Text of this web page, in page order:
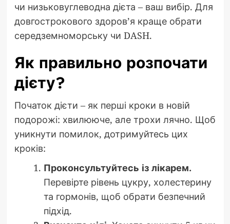
чи низьковуглеводна дієта – ваш вибір. Для
довгострокового здоров’я краще обрати
середземноморську чи DASH.
Як правильно розпочати
дієту?
Початок дієти – як перші кроки в новій
подорожі: хвилююче, але трохи лячно. Щоб
уникнути помилок, дотримуйтесь цих
кроків:
Проконсультуйтесь із лікарем.
Перевірте рівень цукру, холестерину
та гормонів, щоб обрати безпечний
підхід.